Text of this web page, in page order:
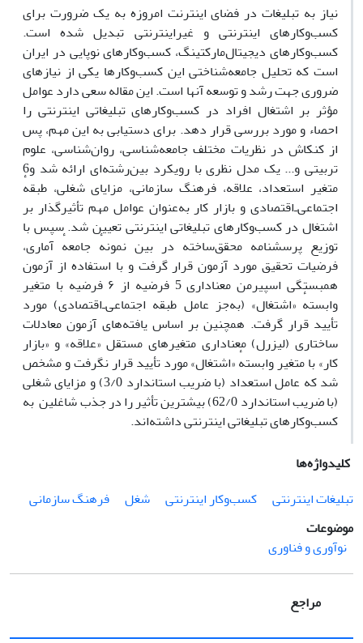
نیاز به تبلیغات در فضای اینترنت امروزه به یک ضرورت برای
کسب‌وکارهای اینترنتی و غیراینترنتی تبدیل شده ‌است.
کسب‌وکارهای دیجیتال‌مارکتینگ، کسب‌وکارهای نوپایی در ایران
است که تحلیل جامعه‌شناختی این کسب‌وکارها یکی از نیازهای
ضروری جهت رشد و توسعه آنها است. این مقاله سعی دارد عوامل
مؤثر بر اشتغال افراد در کسب‌وکار‌های تبلیغاتی اینترنتی را
احصاء و مورد بررسی قرار دهد. برای دستیابی به این مهم، پس
از کنکاش در نظریات مختلف جامعه‌شناسی، روان‌شناسی، علوم
تربیتی و... یک مدل نظری با رویکرد بین‌رشته‌ای ارائه شد و6
متغیر استعداد، علاقه، فرهنگ سازمانی، مزایای شغلی، طبقهٔ
اجتماعی‌ـ‌اقتصادی و بازار کار به‌عنوان عوامل مهم تأثیرگذار بر
اشتغال در کسب‌وکارهای تبلیغاتی اینترنتی تعیین شد. سپس با
توزیع پرسشنامه محقق‌ساخته در بین نمونهٔ جامعهٔ آماری،
فرضیات تحقیق مورد آزمون قرار گرفت و با استفاده از آزمون
همبستگی اسپیرمن معناداری 5 فرضیه از ۶ فرضیه با متغیر
وابستهٔ «اشتغال» (به‌جز عامل طبقه اجتماعی‌ـ‌اقتصادی) مورد
تأیید قرار گرفت. همچنین بر اساس یافته‌های آزمون معادلات
ساختاری (لیزرل) معناداری متغیرهای مستقل «علاقه» و «بازار
کار» با متغیر وابستهٔ «اشتغال» مورد تأیید قرار نگرفت و مشخص
شد که عامل استعداد (با ضریب استاندارد 3/0) و مزایای شغلی
(با ضریب استاندارد 62/0) بیشترین تأثیر را در جذب شاغلین به
کسب‌وکارهای تبلیغاتی اینترنتی داشته‌اند.
کلیدواژه‌ها
تبلیغات اینترنتی
کسب‌وکار اینترنتی شغل
فرهنگ سازمانی
موضوعات
نوآوری و فناوری
مراجع